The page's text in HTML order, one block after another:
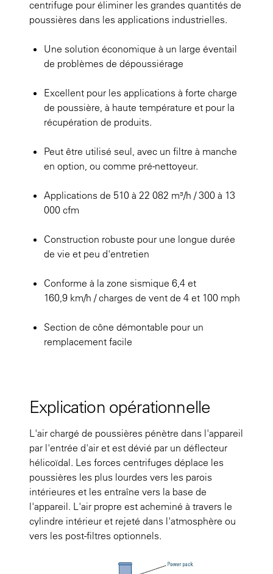
centrifuge pour éliminer les grandes quantités de
poussières dans les applications industrielles.
Une solution économique à un large éventail
de problèmes de dépoussiérage
Excellent pour les applications à forte charge
de poussière, à haute température et pour la
récupération de produits.
Peut être utilisé seul, avec un filtre à manche
en option, ou comme pré-nettoyeur.
Applications de 510 à 22 082 m³/h / 300 à 13
000 cfm
Construction robuste pour une longue durée
de vie et peu d'entretien
Conforme à la zone sismique 6,4 et
160,9 km/h / charges de vent de 4 et 100 mph
Section de cône démontable pour un
remplacement facile
Explication opérationnelle
L'air chargé de poussières pénètre dans l'appareil
par l'entrée d'air et est dévié par un déflecteur
hélicoïdal. Les forces centrifuges déplace les
poussières les plus lourdes vers les parois
intérieures et les entraîne vers la base de
l'appareil. L'air propre est acheminé à travers le
cylindre intérieur et rejeté dans l'atmosphère ou
vers les post-filtres optionnels.